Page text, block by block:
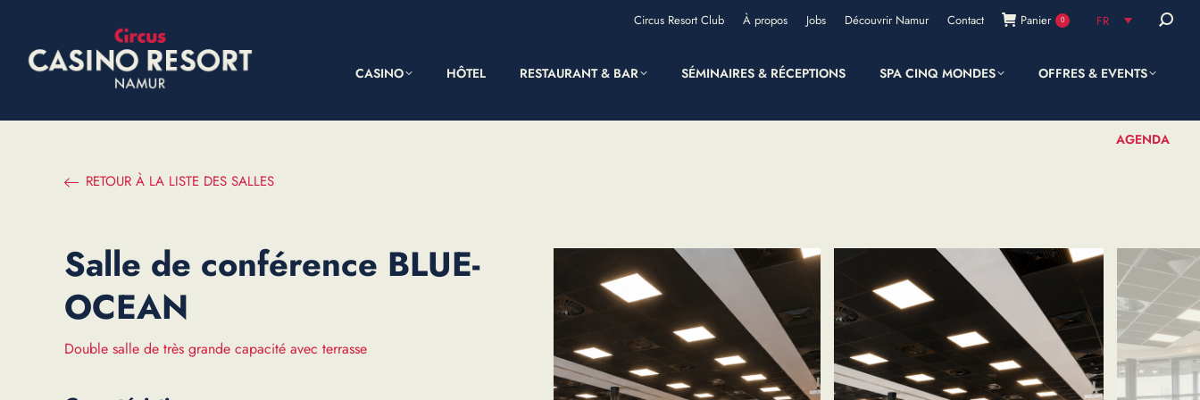
Circus Resort Club À propos Jobs Découvrir Namur Contact Panier 0 FR
CASINO HÔTEL RESTAURANT & BAR SÉMINAIRES & RÉCEPTIONS SPA CINQ MONDES OFFRES & EVENTS
AGENDA
RETOUR À LA LISTE DES SALLES
Salle de conférence BLUE-
OCEAN
Double salle de très grande capacité avec terrasse